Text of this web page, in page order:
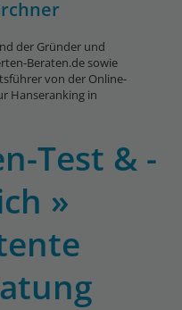
der Gründer und
Beraten.de sowie
von der Online-
Hanseranking in
Test & -
»